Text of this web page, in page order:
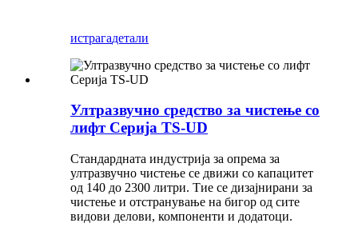
истрагадетали
Ултразвучно средство за чистење со
лифт Серија TS-UD
Стандардната индустрија за опрема за
ултразвучно чистење се движи со капацитет
од 140 до 2300 литри. Тие се дизајнирани за
чистење и отстранување на бигор од сите
видови делови, компоненти и додатоци.